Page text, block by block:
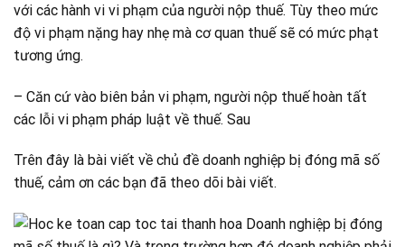
với các hành vi vi phạm của người nộp thuế. Tùy theo mức
độ vi phạm nặng hay nhẹ mà cơ quan thuế sẽ có mức phạt
tương ứng.
– Căn cứ vào biên bản vi phạm, người nộp thuế hoàn tất
các lỗi vi phạm pháp luật về thuế. Sau
Trên đây là bài viết về chủ đề doanh nghiệp bị đóng mã số
thuế, cảm ơn các bạn đã theo dõi bài viết.